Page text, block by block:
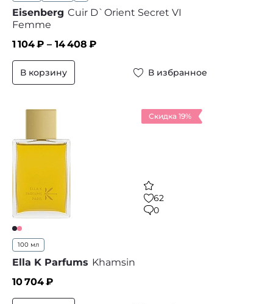
Eisenberg Cuir D`Orient Secret VI
Femme
1 104₽ – 14 408 ₽
В корзину В избранное
Скидка 19%
62
0
100 мл
Ella K Parfums Khamsin
10 704₽